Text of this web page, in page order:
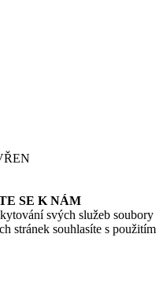
SE K NÁM
svých služeb soubory
stránek souhlasíte s použitím